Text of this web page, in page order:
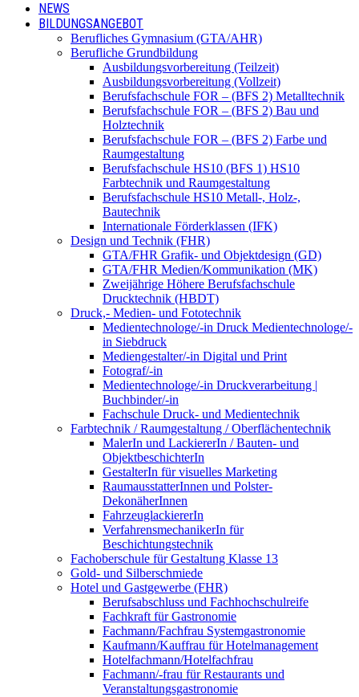
NEWS
BILDUNGSANGEBOT
Berufliches Gymnasium (GTA/AHR)
Berufliche Grundbildung
Ausbildungsvorbereitung (Teilzeit)
Ausbildungsvorbereitung (Vollzeit)
Berufsfachschule FOR – (BFS 2) Metalltechnik
Berufsfachschule FOR – (BFS 2) Bau und
Holztechnik
Berufsfachschule FOR – (BFS 2) Farbe und
Raumgestaltung
Berufsfachschule HS10 (BFS 1) HS10
Farbtechnik und Raumgestaltung
Berufsfachschule HS10 Metall-, Holz-,
Bautechnik
Internationale Förderklassen (IFK)
Design und Technik (FHR)
GTA/FHR Grafik- und Objektdesign (GD)
GTA/FHR Medien/Kommunikation (MK)
Zweijährige Höhere Berufsfachschule
Drucktechnik (HBDT)
Druck,- Medien- und Fototechnik
Medientechnologe/-in Druck Medientechnologe/-
in Siebdruck
Mediengestalter/-in Digital und Print
Fotograf/-in
Medientechnologe/-in Druckverarbeitung |
Buchbinder/-in
Fachschule Druck- und Medientechnik
Farbtechnik / Raumgestaltung / Oberflächentechnik
MalerIn und LackiererIn / Bauten- und
ObjektbeschichterIn
GestalterIn für visuelles Marketing
RaumausstatterInnen und Polster-
DekonäherInnen
FahrzeuglackiererIn
VerfahrensmechanikerIn für
Beschichtungstechnik
Fachoberschule für Gestaltung Klasse 13
Gold- und Silberschmiede
Hotel und Gastgewerbe (FHR)
Berufsabschluss und Fachhochschulreife
Fachkraft für Gastronomie
Fachmann/Fachfrau Systemgastronomie
Kaufmann/Kauffrau für Hotelmanagement
Hotelfachmann/Hotelfachfrau
Fachmann/-frau für Restaurants und
Veranstaltungsgastronomie